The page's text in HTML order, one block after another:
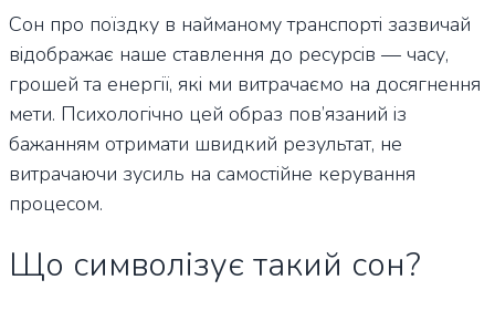
Сон про поїздку в найманому транспорті зазвичай
відображає наше ставлення до ресурсів — часу,
грошей та енергії, які ми витрачаємо на досягнення
мети. Психологічно цей образ пов’язаний із
бажанням отримати швидкий результат, не
витрачаючи зусиль на самостійне керування
процесом.
Що символізує такий сон?